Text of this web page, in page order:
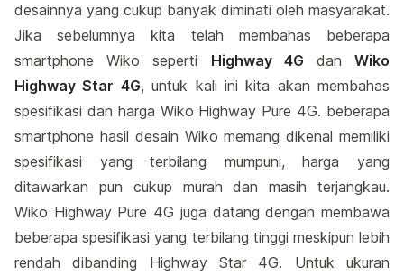
desainnya yang cukup banyak diminati oleh masyarakat.
Jika sebelumnya kita telah membahas beberapa
smartphone Wiko seperti Highway 4G danWiko
Highway Star 4G, untuk kali ini kita akan membahas
spesifikasi dan harga Wiko Highway Pure 4G. beberapa
smartphone hasil desain Wiko memang dikenal memiliki
spesifikasi yang terbilang mumpuni, harga yang
ditawarkan pun cukup murah dan masih terjangkau.
Wiko Highway Pure 4G juga datang dengan membawa
beberapa spesifikasi yang terbilang tinggi meskipun lebih
rendah dibanding Highway Star 4G. Untuk ukuran